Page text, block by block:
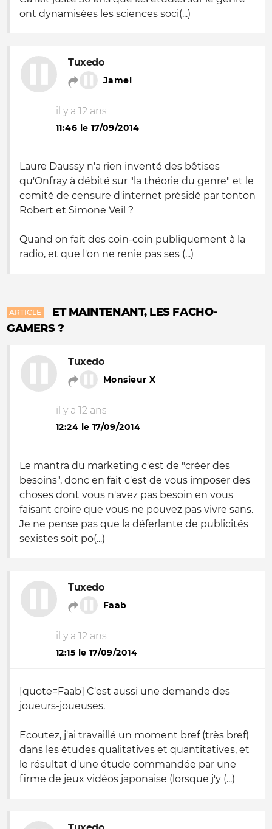
ont dynamisées les sciences soci(...)
Tuxedo
Jamel
il y a 12 ans
11:46 le 17/09/2014
Laure Daussy n'a rien inventé des bêtises
qu'Onfray à débité sur "la théorie du genre" et le
comité de censure d'internet présidé par tonton
Robert et Simone Veil ?
Quand on fait des coin-coin publiquement à la
radio, et que l'on ne renie pas ses (...)
ARTICLE
ET MAINTENANT, LES FACHO-
GAMERS ?
Tuxedo
Monsieur X
il y a 12 ans
12:24 le 17/09/2014
Le mantra du marketing c'est de "créer des
besoins", donc en fait c'est de vous imposer des
choses dont vous n'avez pas besoin en vous
faisant croire que vous ne pouvez pas vivre sans.
Je ne pense pas que la déferlante de publicités
sexistes soit po(...)
Tuxedo
Faab
il y a 12 ans
12:15 le 17/09/2014
[quote=Faab] C'est aussi une demande des
joueurs-joueuses.
Ecoutez, j'ai travaillé un moment bref (très bref)
dans les études qualitatives et quantitatives, et
le résultat d'une étude commandée par une
firme de jeux vidéos japonaise (lorsque j'y (...)